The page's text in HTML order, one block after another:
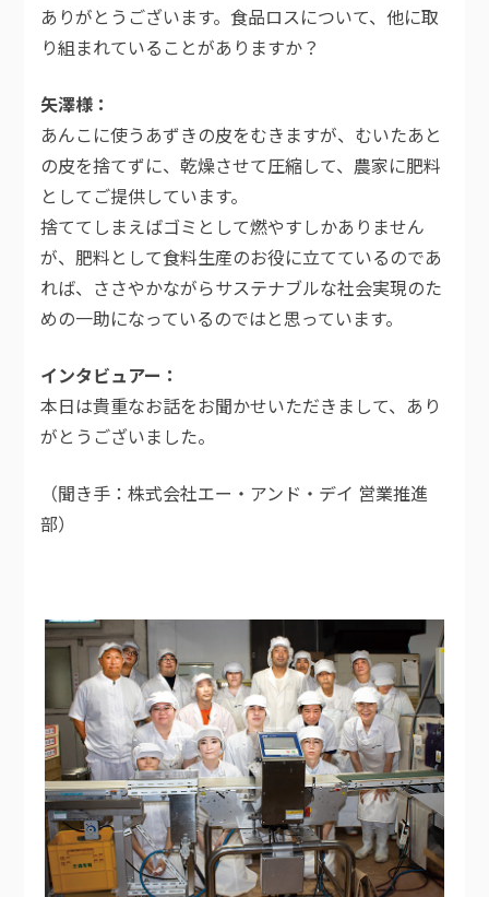
ありがとうございます。食品ロスについて、他に取
り組まれていることがありますか？
矢澤様
あんこに使うあずきの皮をむきますが、むいたあと
の皮を捨てずに、乾燥させて圧縮して、農家に肥料
としてご提供しています。
捨ててしまえばゴミとして燃やすしかありません
が、肥料として食料生産のお役に立てているのであ
れば、ささやかながらサステナブルな社会実現のた
めの一助になっているのではと思っています。
インタビュアー
本日は貴重なお話をお聞かせいただきまして、あり
がとうございました。
（聞き手：株式会社エー・アンド・デイ 営業推進
部）